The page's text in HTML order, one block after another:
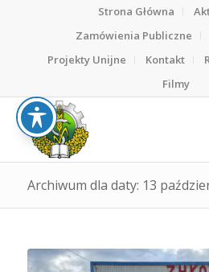
Strona Główna
Zamówienia Publiczne
Projekty Unijne
Kontakt
Filmy
Archiwum dla daty: 13